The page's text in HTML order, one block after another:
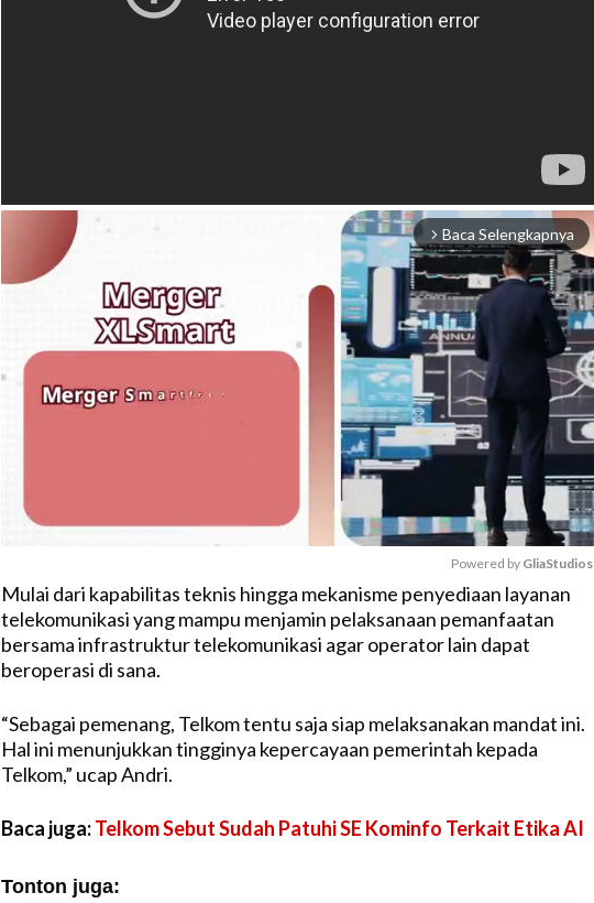
arrow_forward_ios Baca Selengkapnya
M
u
e
Powered by GliaStudios
Mulai dari kapabilitas teknis hingga mekanisme penyediaan layanan
telekomunikasi yang mampu menjamin pelaksanaan pemanfaatan
bersama infrastruktur telekomunikasi agar operator lain dapat
beroperasi di sana.
“Sebagai pemenang, Telkom tentu saja siap melaksanakan mandat ini.
Hal ini menunjukkan tingginya kepercayaan pemerintah kepada
Telkom,” ucap Andri.
Baca juga:Telkom Sebut Sudah Patuhi SE Kominfo Terkait Etika AI
Tonton juga: